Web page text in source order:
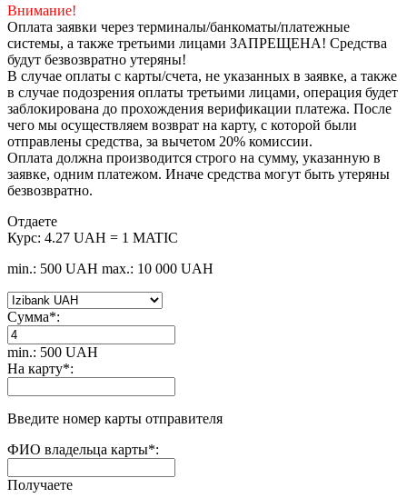
Внимание!
Оплата заявки через терминалы/банкоматы/платежные
системы, а также третьими лицами ЗАПРЕЩЕНА! Средства
будут безвозвратно утеряны!
В случае оплаты с карты/счета, не указанных в заявке, а также
в случае подозрения оплаты третьими лицами, операция будет
заблокирована до прохождения верификации платежа. После
чего мы осуществляем возврат на карту, с которой были
отправлены средства, за вычетом 20% комиссии.
Оплата должна производится строго на сумму, указанную в
заявке, одним платежом. Иначе средства могут быть утеряны
безвозвратно.
Отдаете
Курс: 4.27 UAH = 1 MATIC
min.: 500 UAH max.: 10 000 UAH
Сумма*:
min.: 500 UAH
На карту*:
Введите номер карты отправителя
ФИО владельца карты*:
Получаете